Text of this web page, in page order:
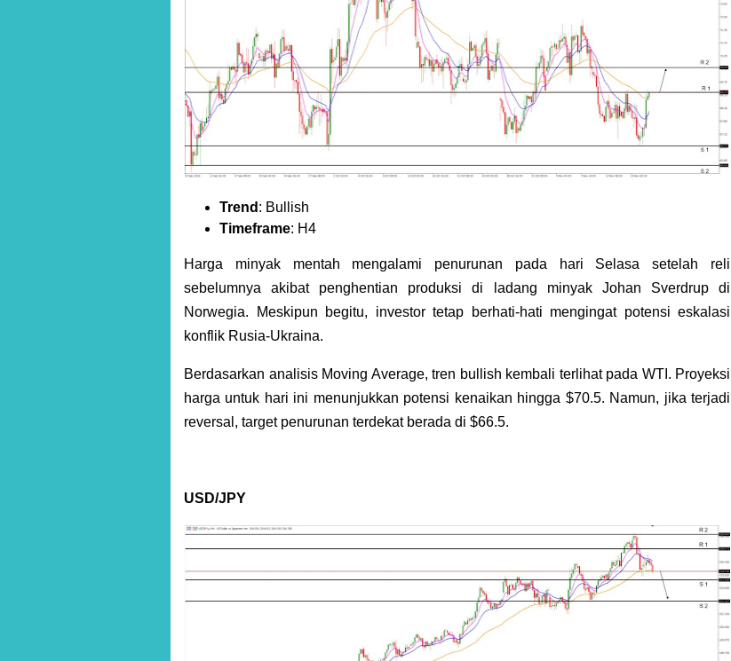
Trend : Bullish
Timeframe: H4
Harga minyak mentah mengalami penurunan pada hari Selasa setelah reli
sebelumnya akibat penghentian produksi di ladang minyak Johan Sverdrup di
Norwegia. Meskipun begitu, investor tetap berhati-hati mengingat potensi eskalasi
konflik Rusia-Ukraina.
Berdasarkan analisis Moving Average, tren bullish kembali terlihat pada WTI. Proyeksi
harga untuk hari ini menunjukkan potensi kenaikan hingga $70.5. Namun, jika terjadi
reversal, target penurunan terdekat berada di $66.5.
USD/JPY